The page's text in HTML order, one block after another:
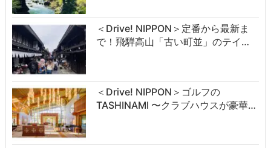
＜Drive! NIPPON＞定番から最新ま
で！飛騨高山「古い町並」のテイ…
＜Drive! NIPPON＞ゴルフの
TASHINAMI 〜クラブハウスが豪華…